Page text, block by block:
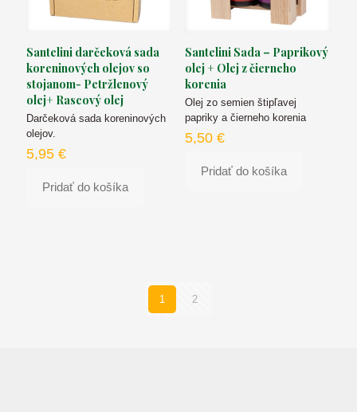
Santelini darčeková sada
koreninových olejov so
stojanom- Petržlenový
olej+ Rascový olej
Darčeková sada koreninových
olejov.
5,95 €
Pridať do košíka
Santelini Sada – Paprikový
olej + Olej z čierneho
korenia
Olej zo semien štipľavej
papriky a čierneho korenia
5,50 €
Pridať do košíka
1 2